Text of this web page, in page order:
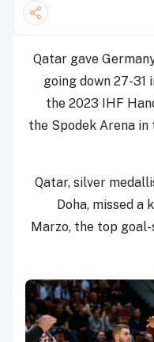
Qatar gave
going down 27-
the 2023 IHF
the Spodek Arena
Qatar, silver
Doha, missed
Marzo, the top